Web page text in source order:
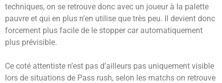
techniques, on se retrouve donc avec un joueur à la palette
pauvre et qui en plus n’en utilise que très peu. Il devient donc
forcement plus facile de le stopper car automatiquement
plus prévisible.
Ce coté attentiste n’est pas d’ailleurs pas uniquement visible
lors de situations de Pass rush, selon les matchs on retrouve